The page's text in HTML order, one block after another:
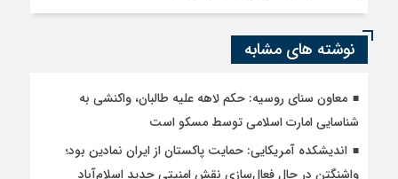
نوشته های مشابه
معاون سنای روسیه: حکم لاهه علیه طالبان، واکنشی به
شناسایی امارت اسلامی توسط مسکو است
اندیشکده آمریکایی: حمایت پاکستان از ایران نمادین بود؛
واشنگتن در حال فعال‌سازی نقش امنیتی جدید اسلام‌آباد